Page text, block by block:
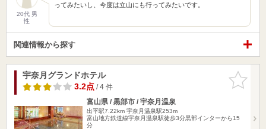
20代 男
性
ってみたいし、今度は立山にも行ってみたいです。
関連情報から探す
お気に入
りに追加
宇奈月グランドホテル
3.2点/ 4 件
富山県 / 黒部市 / 宇奈月温泉
出平駅7.22km 宇奈月温泉駅253m
富山地方鉄道線宇奈月温泉駅徒歩3分黒部インターから15
分